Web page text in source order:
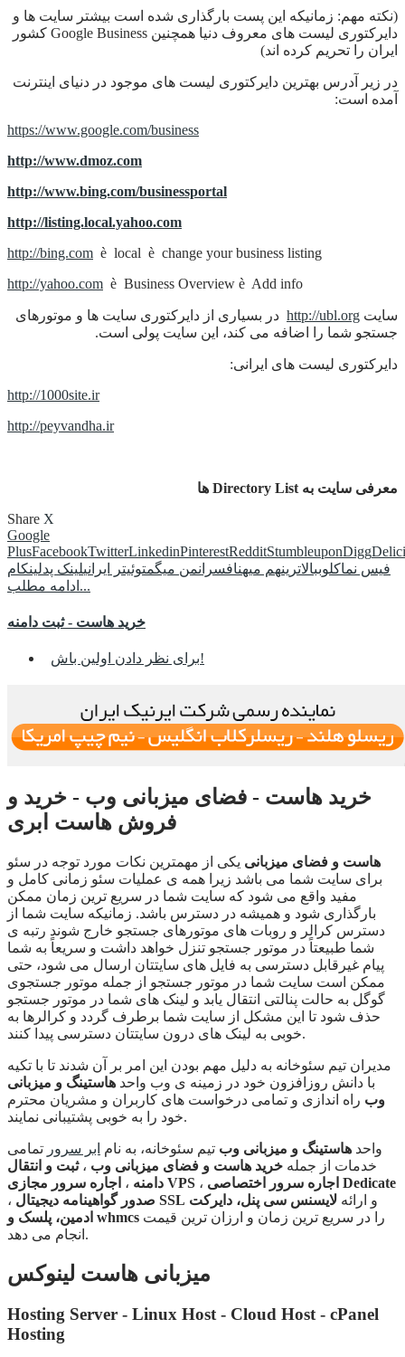
(نکته مهم: زمانیکه این پست بارگذاری شده است بیشتر سایت ها و
دایرکتوری لیست های معروف دنیا همچنین Google Business کشور
ایران را تحریم کرده اند)
در زیر آدرس بهترین دایرکتوری لیست های موجود در دنیای اینترنت
آمده است:
https://www.google.com/business
http://www.dmoz.com
http://www.bing.com/businessportal
http://listing.local.yahoo.com
http://bing.com è local è change your business listing
http://yahoo.com è Business Overview è Add info
سایت http://ubl.org در بسیاری از دایرکتوری سایت ها و موتورهای
جستجو شما را اضافه می کند، این سایت پولی است.
دایرکتوری لیست های ایرانی:
http://1000site.ir
http://peyvandha.ir
معرفی سایت به Directory List ها
Share X
Google
PlusFacebookTwitterLinkedinPinterestRedditStumbleuponDigg
فیس نماکلوببالاترینهم میهنافسرانمن میگمتوئیتر ایرانیلینک پدلینکام
ادامه مطلب...
خرید هاست - ثبت دامنه
برای نظر دادن اولین باش!
خرید هاست - فضای میزبانی وب - خرید و
فروش هاست ابری
هاست و فضای میزبانی یکی از مهمترین نکات مورد توجه در سئو
برای سایت شما می باشد زیرا همه ی عملیات سئو زمانی کامل و
مفید واقع می شود که سایت شما در سریع ترین زمان ممکن
بارگذاری شود و همیشه در دسترس باشد. زمانیکه سایت شما از
دسترس کرالر و روبات های موتورهای جستجو خارج شوند رتبه ی
شما طبیعتاً در موتور جستجو تنزل خواهد داشت و سریعاً به شما
پیام غیرقابل دسترسی به فایل های سایتتان ارسال می شود، حتی
ممکن است سایت شما در موتور جستجو از جمله موتور جستجوی
گوگل به حالت پنالتی انتقال یابد و لینک های شما در موتور جستجو
حذف شود تا این مشکل از سایت شما برطرف گردد و کرالرها به
خوبی به لینک های درون سایتتان دسترسی پیدا کنند.
مدیران تیم سئوخانه به دلیل مهم بودن این امر بر آن شدند تا با تکیه
با دانش روزافزون خود در زمینه ی وب واحد هاستینگ و میزبانی
وب راه اندازی و تمامی درخواست های کاربران و مشریان محترم
خود را به خوبی پشتیبانی نمایند.
واحد هاستینگ و میزبانی وب تیم سئوخانه، به نام ابر سرور تمامی
خدمات از جمله خرید هاست و فضای میزبانی وب ،ثبت و انتقال
دامنه ، اجاره سرور مجازی VPS ،
اجاره سرور اختصاصی Dedicate
،
صدور گواهینامه دیجیتال SSL و ارائه لایسنس سی پنل، دایرکت
ادمین، پلسک و whmcs
انجام می دهد.
میزبانی هاست لینوکس
Hosting Server - Linux Host - Cloud Host - cPanel
Hosting